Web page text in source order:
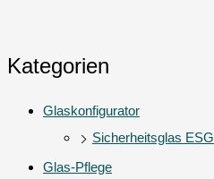
Kategorien
Glaskonfigurator
Sicherheitsglas ESG
Glas-Pflege